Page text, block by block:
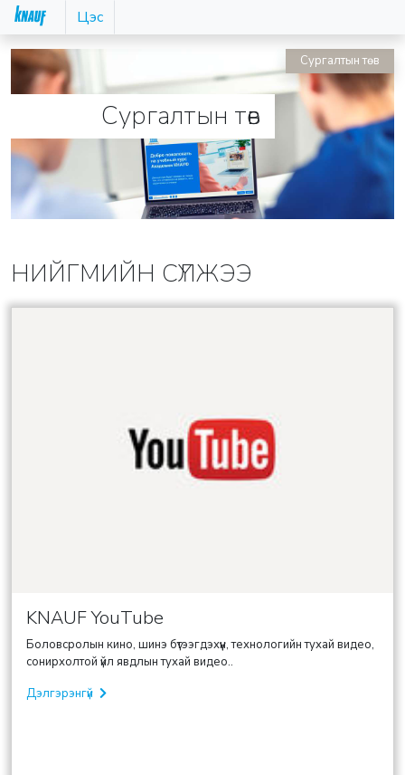
Цэс
Сургалтын төв
НИЙГМИЙН СҮЛЖЭЭ
KNAUF YouTube
Боловсролын кино, шинэ бүтээгдэхүүн, технологийн тухай видео,
сонирхолтой үйл явдлын тухай видео..
Дэлгэрэнгүй
Сургалтын төв